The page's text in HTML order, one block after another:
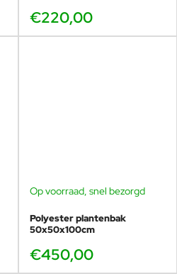
€220,00
Op voorraad, snel bezorgd
Polyester plantenbak
50x50x100cm
€450,00